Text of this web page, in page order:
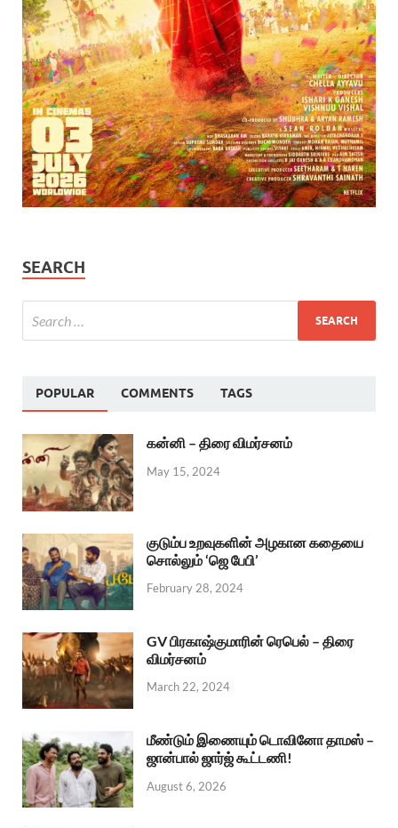
SEARCH
POPULAR COMMENTS TAGS
கன்னி – திரை விமர்சனம்
May 15, 2024
குடும்ப உறவுகளின் அழகான கதையை
சொல்லும் ‘ஜெ பேபி’
February 28, 2024
GV பிரகாஷ்குமாரின் ரெபெல் – திரை
விமர்சனம்
March 22, 2024
மீண்டும் இணையும் டொவினோ தாமஸ் –
ஜான்பால் ஜார்ஜ் கூட்டணி!
August 6, 2026